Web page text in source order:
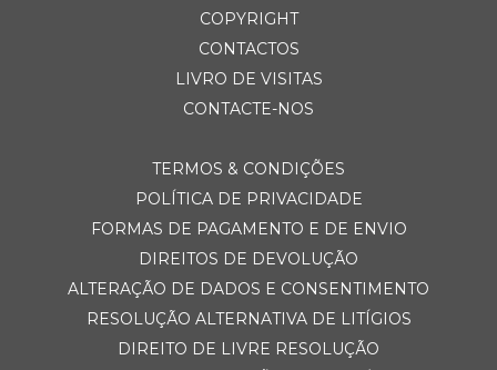
COPYRIGHT
CONTACTOS
LIVRO DE VISITAS
CONTACTE-NOS
TERMOS & CONDIÇÕES
POLÍTICA DE PRIVACIDADE
FORMAS DE PAGAMENTO E DE ENVIO
DIREITOS DE DEVOLUÇÃO
ALTERAÇÃO DE DADOS E CONSENTIMENTO
RESOLUÇÃO ALTERNATIVA DE LITÍGIOS
DIREITO DE LIVRE RESOLUÇÃO